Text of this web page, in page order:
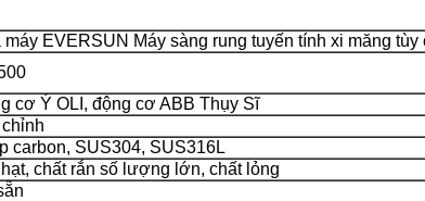
máy EVERSUN Máy sàng rung tuyến tính xi măng tùy
cơ Ý OLI, động cơ ABB Thụy Sĩ
carbon, SUS304, SUS316L
hạt, chất rắn số lượng lớn, chất lỏng